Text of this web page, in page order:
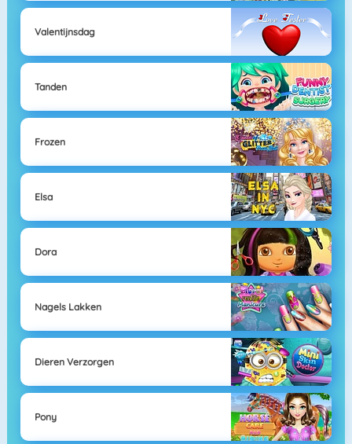
Valentijnsdag
Tanden
Frozen
Elsa
Dora
Nagels Lakken
Dieren Verzorgen
Pony